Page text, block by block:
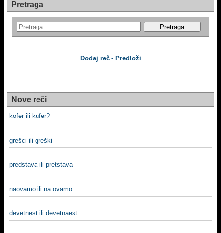
Pretraga
Dodaj reč - Predloži
Nove reči
kofer ili kufer?
grešci ili greški
predstava ili pretstava
naovamo ili na ovamo
devetnest ili devetnaest